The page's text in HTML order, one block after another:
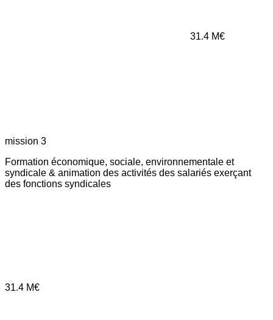
31.4 M€
mission 3
Formation économique, sociale, environnementale et
syndicale & animation des activités des salariés exerçant
des fonctions syndicales
31.4 M€